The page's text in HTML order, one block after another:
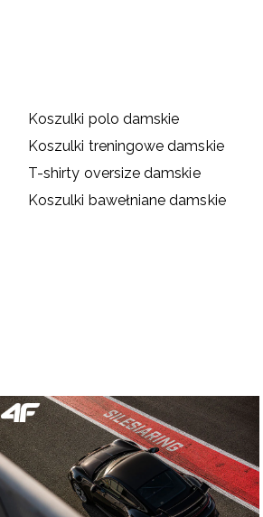
Koszulki polo damskie
Koszulki treningowe damskie
T-shirty oversize damskie
Koszulki bawełniane damskie